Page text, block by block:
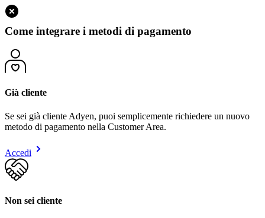
Come integrare i metodi di pagamento
Già cliente
Se sei già cliente Adyen, puoi semplicemente richiedere un nuovo
metodo di pagamento nella Customer Area.
Accedi
Non sei cliente